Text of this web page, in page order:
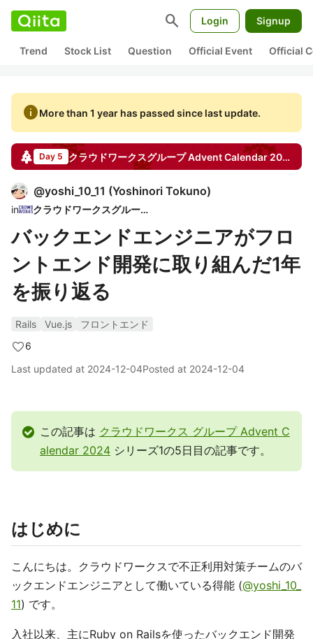
search Login Signup
Trend Stock List Question Official Event Official
infoMore than 1 year has passed since last update.
Day 5 クラウドワークスグループAdvent Calendar2024
@yoshi_10_11 (Yoshinori Tokuno)
in クラウドワークスグループ
バックエンドエンジニアがフロ
ントエンド開発に取り組んだ1年
を振り返る
Rails Vue.js
フロントエンド
6
Last updated at 2024-12-04Posted at 2024-12-04
この記事は クラウドワークス グループ Advent C
alendar 2024 シリーズ1の5日目の記事です。
はじめに
こんにちは。クラウドワークスで不正利用対策チームのバ
ックエンドエンジニアとして働いている得能 (@yoshi_10_
11) です。
入社以来、主にRuby on Railsを使ったバックエンド開発